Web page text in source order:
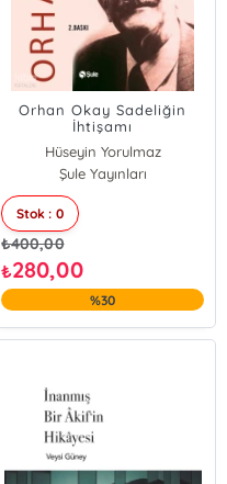
Orhan Okay Sadeliğin
İhtişamı
Hüseyin Yorulmaz
Şule Yayınları
Stok : 0
₺400,00
₺280,00
%30